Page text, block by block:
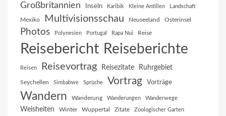
Großbritannien Inseln Karibik Kleine Antillen Landschaft
Mexiko Multivisionsschau Neuseeland Osterinsel
Photos Polynesien Portugal Rapa Nui Reise
Reisebericht Reiseberichte
Reisen Reisevortrag Reisezitate Ruhrgebiet
Seychellen Simbabwe Sprüche Vortrag Vorträge
Wandern Wanderung Wanderungen Wanderwege
Weisheiten Winter Wuppertal Zitate Zoologischer Garten